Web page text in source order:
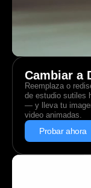
Cambiar a
Reemplaza o
de estudio sutiles
— y lleva tu
video animadas.
Probar ahora